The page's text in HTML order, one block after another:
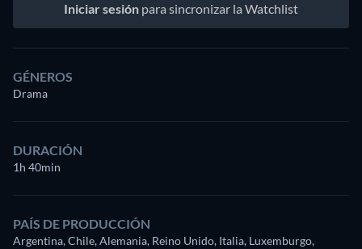
Iniciar sesión para sincronizar la Watchlist
GÉNEROS
Drama
DURACIÓN
1h 40min
PAÍS DE PRODUCCIÓN
Argentina, Chile, Alemania, Reino Unido, Italia, Luxemburgo,